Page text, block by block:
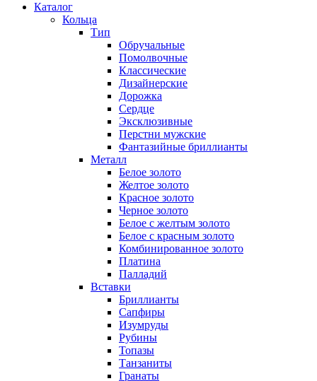
Каталог
Кольца
Тип
Обручальные
Помолвочные
Классические
Дизайнерские
Дорожка
Сердце
Эксклюзивные
Перстни мужские
Фантазийные бриллианты
Металл
Белое золото
Желтое золото
Красное золото
Черное золото
Белое с желтым золото
Белое с красным золото
Комбинированное золото
Платина
Палладий
Вставки
Бриллианты
Сапфиры
Изумруды
Рубины
Топазы
Танзаниты
Гранаты